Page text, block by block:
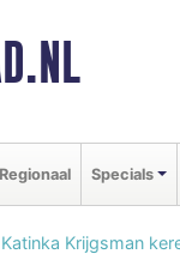
Regionaal Specials
Krijgsman